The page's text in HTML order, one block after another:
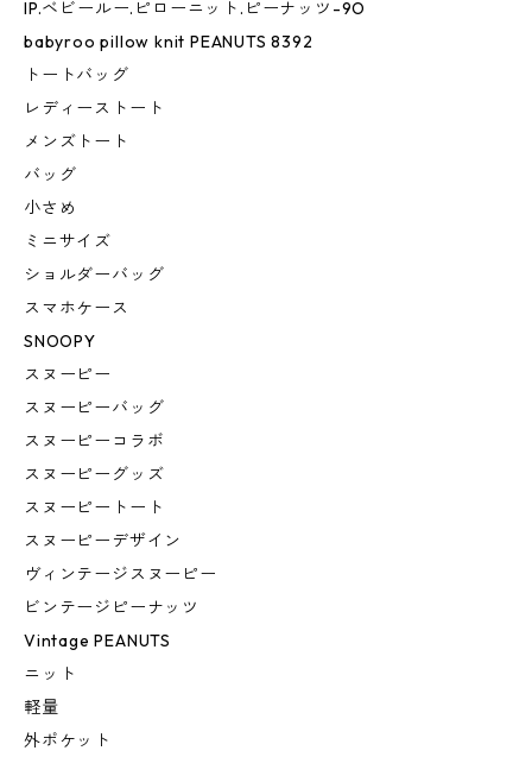
IP.ベビールー.ピローニット.ピーナッツ-9O
babyroo pillow knit PEANUTS 8392
トートバッグ
レディーストート
メンズトート
バッグ
小さめ
ミニサイズ
ショルダーバッグ
スマホケース
SNOOPY
スヌーピー
スヌーピーバッグ
スヌーピーコラボ
スヌーピーグッズ
スヌーピートート
スヌーピーデザイン
ヴィンテージスヌーピー
ビンテージピーナッツ
Vintage PEANUTS
ニット
軽量
外ポケット